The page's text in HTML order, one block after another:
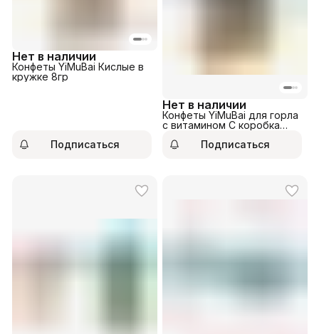
Нет в наличии
Конфеты YiMuBai Кислые в
кружке 8гр
Подписаться
Нет в наличии
Конфеты YiMuBai для горла
с витамином С коробка
Подписаться